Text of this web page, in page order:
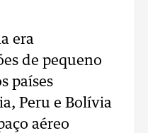
era
de pequeno
países
Peru e Bolívia
aéreo